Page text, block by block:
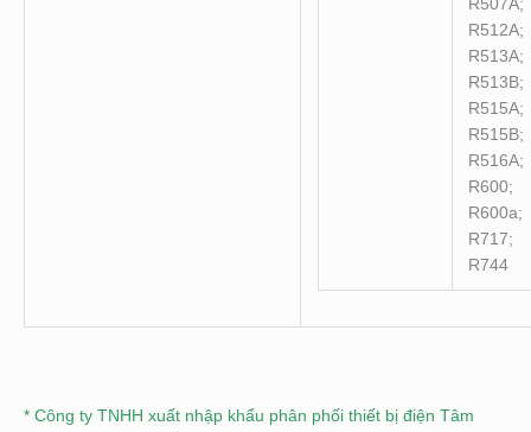
R507A;
R512A;
R513A;
R513B;
R515A;
R515B;
R516A;
R600;
R600a;
R717;
R744
* Công ty TNHH xuất nhập khẩu phân phối thiết bị điện Tâm